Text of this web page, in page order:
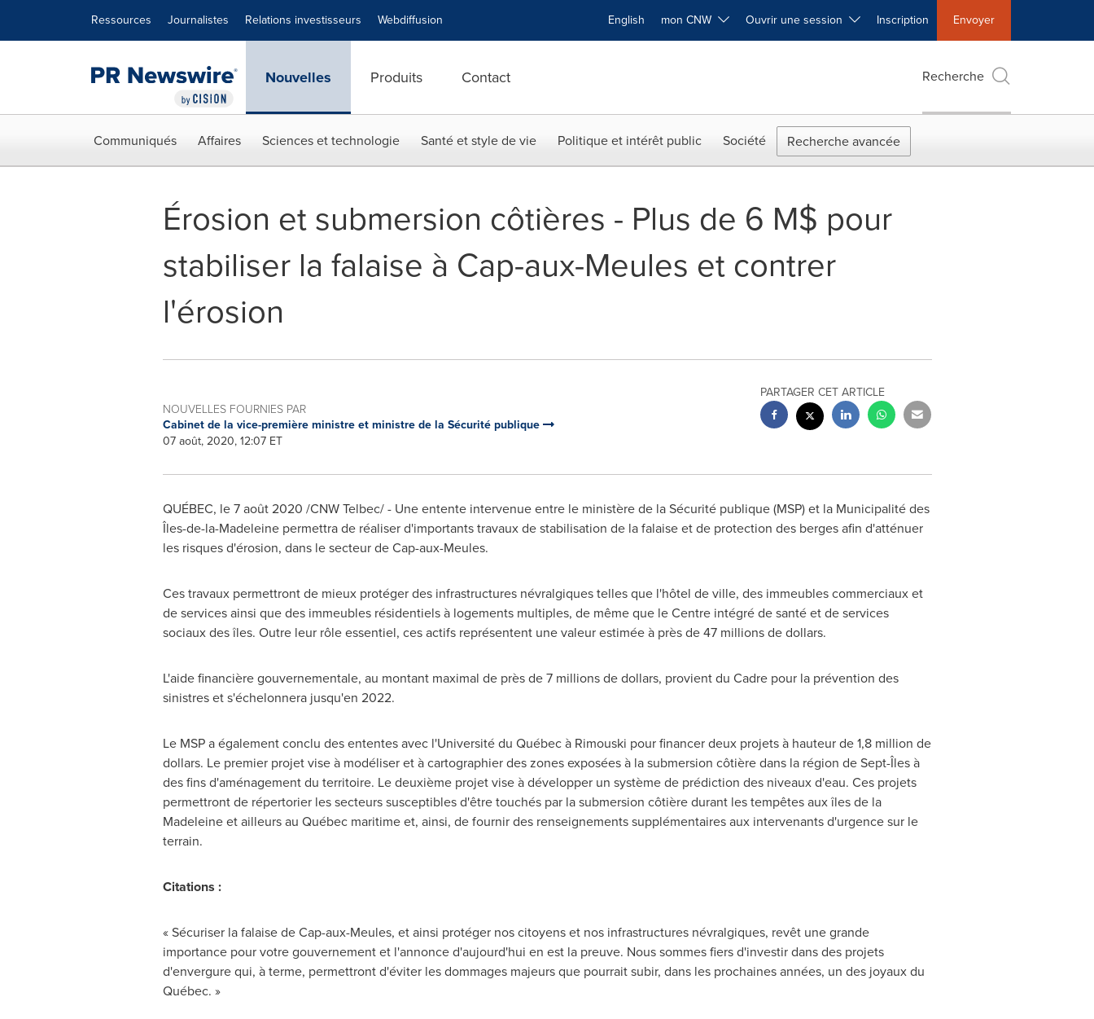
Ressources Journalistes Relations investisseurs Webdiffusion English mon CNW Ouvrir une session Inscription Envoyer
Nouvelles Produits Contact Recherche
Communiqués Affaires Sciences et technologie Santé et style de vie Politique et intérêt public Société Recherche avancée
Érosion et submersion côtières - Plus de 6 M$ pour
stabiliser la falaise à Cap-aux-Meules et contrer
l'érosion
NOUVELLES FOURNIES PAR
Cabinet de la vice-première ministre et ministre de la Sécurité publique
07 août, 2020, 12:07 ET
PARTAGER CET ARTICLE
QUÉBEC, le 7 août 2020 /CNW Telbec/ - Une entente intervenue entre le ministère de la Sécurité publique (MSP) et la Municipalité des
Îles-de-la-Madeleine permettra de réaliser d'importants travaux de stabilisation de la falaise et de protection des berges afin d'atténuer
les risques d'érosion, dans le secteur deCap-aux-Meules.
Ces travaux permettront de mieux protéger des infrastructures névralgiques telles que l'hôtel de ville, des immeubles commerciaux et
de services ainsi que des immeubles résidentiels à logements multiples, de même que le Centre intégré de santé et de services
sociaux des îles. Outre leur rôle essentiel, ces actifs représentent une valeur estimée à près de 47 millions de dollars.
L'aide financière gouvernementale, au montant maximal de près de 7 millions de dollars, provient du Cadre pour la prévention des
sinistres et s'échelonnera jusqu'en 2022.
Le MSP a également conclu des ententes avec l'Université du Québec à Rimouski pour financer deux projets à hauteur de 1,8 million de
dollars. Le premier projet vise à modéliser et à cartographier des zones exposées à la submersion côtière dans la région de Sept-Îles à
des fins d'aménagement du territoire. Le deuxième projet vise à développer un système de prédiction des niveaux d'eau. Ces projets
permettront de répertorier les secteurs susceptibles d'être touchés par la submersion côtière durant les tempêtes aux îles de la
Madeleine et ailleurs au Québec maritime et, ainsi, de fournir des renseignements supplémentaires aux intervenants d'urgence sur le
terrain.
Citations :
« Sécuriser la falaise deCap-aux-Meules, et ainsi protéger nos citoyens et nos infrastructures névralgiques, revêt une grande
importance pour votre gouvernement et l'annonce d'aujourd'hui en est la preuve. Nous sommes fiers d'investir dans des projets
d'envergure qui, à terme, permettront d'éviter les dommages majeurs que pourrait subir, dans les prochaines années, un des joyaux du
Québec. »